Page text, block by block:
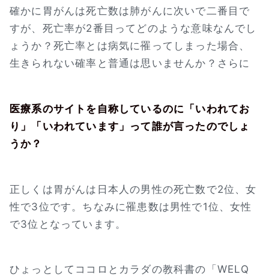
確かに胃がんは死亡数は肺がんに次いで二番目で
すが、死亡率が2番目ってどのような意味なんでし
ょうか？死亡率とは病気に罹ってしまった場合、
生きられない確率と普通は思いませんか？さらに
医療系のサイトを自称しているのに「いわれてお
り」「いわれています」って誰が言ったのでしょ
うか？
正しくは胃がんは日本人の男性の死亡数で2位、女
性で3位です。ちなみに罹患数は男性で1位、女性
で3位となっています。
ひょっとしてココロとカラダの教科書の「WELQ